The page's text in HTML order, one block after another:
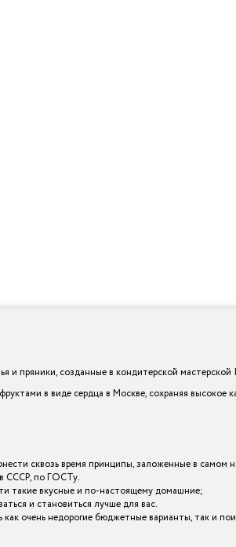
и пряники, созданные в кондитерской мастерской
в виде сердца в Москве, сохраняя высокое
сквозь время принципы, заложенные в самом
в СССР, по ГОСТу.
такие вкусные и по-настоящему домашние;
и становиться лучше для вас.
очень недорогие бюджетные варианты, так и